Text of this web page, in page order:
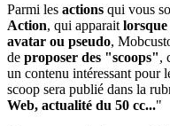
Parmi les actions qui vous
Action, qui apparait
avatar ou pseudo,
de proposer des "scoops",
un contenu intéressant pour
scoop sera publié dans la
Web, actualité du 50 cc..."